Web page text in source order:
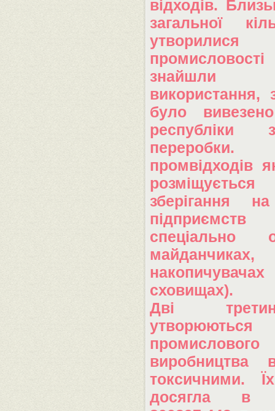
відходів.
загальної
знайшли
використання,
було
промвідходів
зберігання на
спеціально
сховищах).
Дві
промислового
виробництва
токсичними.
досягла в